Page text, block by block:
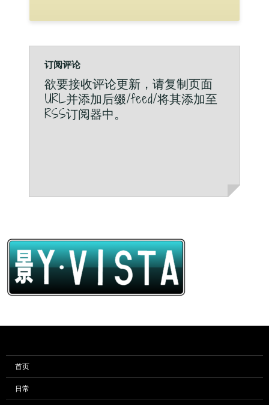
订阅评论
欲要接收评论更新，请复制页面
URL并添加后缀/feed/将其添加至
RSS订阅器中。
首页
日常